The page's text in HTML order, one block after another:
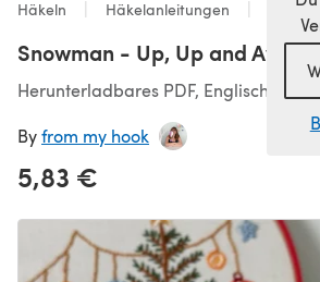
Häkeln Häkelanleitungen
Snowman - Up, Up and Away
Herunterladbares PDF, Englisch
Byfrom my hook
5,83 €